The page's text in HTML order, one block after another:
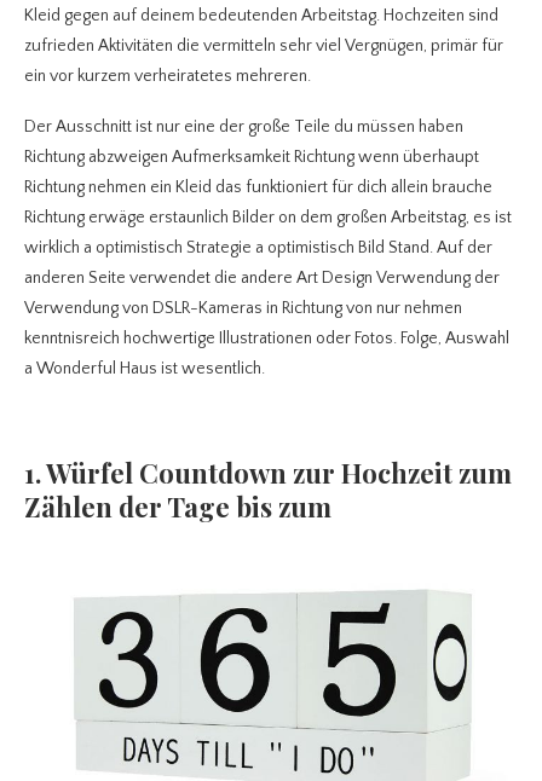
Kleid gegen auf deinem bedeutenden Arbeitstag. Hochzeiten sind
zufrieden Aktivitäten die vermitteln sehr viel Vergnügen, primär für
ein vor kurzem verheiratetes mehreren.
Der Ausschnitt ist nur eine der große Teile du müssen haben
Richtung abzweigen Aufmerksamkeit Richtung wenn überhaupt
Richtung nehmen ein Kleid das funktioniert für dich allein brauche
Richtung erwäge erstaunlich Bilder on dem großen Arbeitstag, es ist
wirklich a optimistisch Strategie a optimistisch Bild Stand. Auf der
anderen Seite verwendet die andere Art Design Verwendung der
Verwendung von DSLR-Kameras in Richtung von nur nehmen
kenntnisreich hochwertige Illustrationen oder Fotos. Folge, Auswahl
a Wonderful Haus ist wesentlich.
1. Würfel Countdown zur Hochzeit zum
Zählen der Tage bis zum